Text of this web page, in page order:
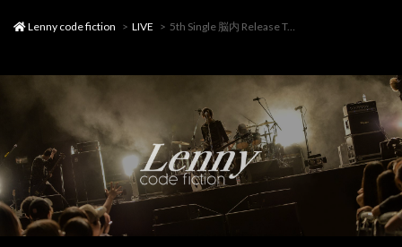
Lenny code fiction LIVE 5th Single 脳内 Release Tour 「ロックの復権」(岡山IMAGE)